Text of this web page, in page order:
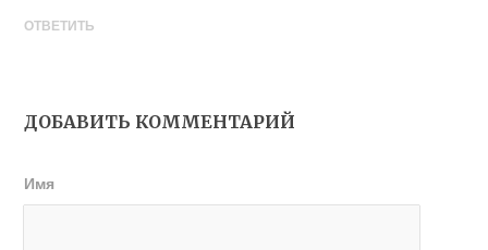
ОТВЕТИТЬ
ДОБАВИТЬ КОММЕНТАРИЙ
Имя